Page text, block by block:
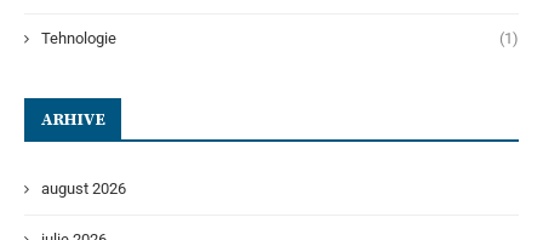
Tehnologie (1)
ARHIVE
august 2026